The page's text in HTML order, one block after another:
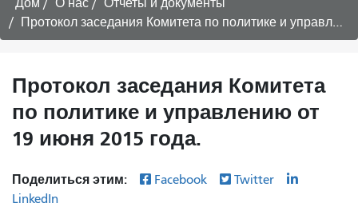
Протокол заседания Комитета по политике и управлению от 19 июня 2015 года.
Протокол заседания Комитета
по политике и управлению от
19 июня 2015 года.
Поделиться этим: Facebook
Twitter
LinkedIn